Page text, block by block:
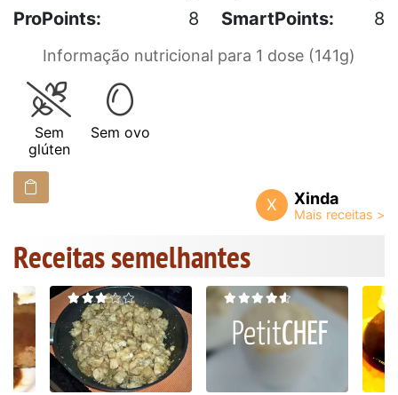
ProPoints:
8 SmartPoints: 8
Informação nutricional para 1 dose (141g)
Sem
glúten
Sem ovo
X Xinda
Receitas semelhantes